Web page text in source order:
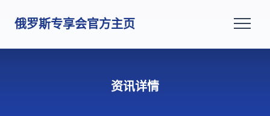
俄罗斯专享会官方主页
资讯详情